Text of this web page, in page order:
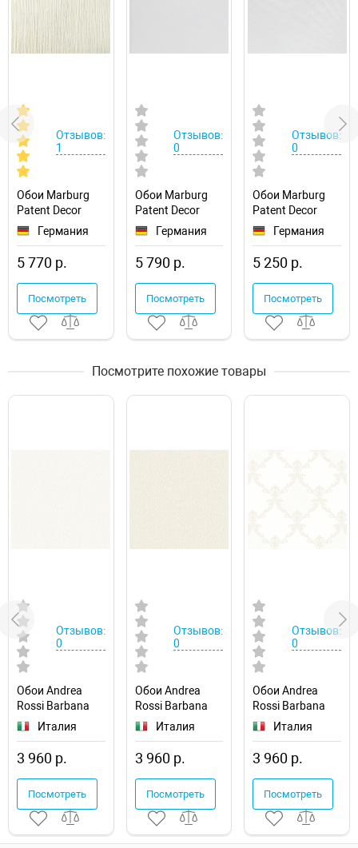
Отзывов:
1
Обои Marburg
Patent Decor
9304Германия
5 770 р.
Посмотреть
Отзывов:
0
Обои Marburg
Patent Decor
9331Германия
5 790 р.
Посмотреть
Отзывов:
0
Обои Marburg
Patent Decor
9330Германия
5 250 р.
Посмотреть
Посмотрите похожие товары
Отзывов:
0
Обои Andrea
Rossi Barbana
54285-1Италия
3 960 р.
Посмотреть
Отзывов:
0
Обои Andrea
Rossi Barbana
54285-2Италия
3 960 р.
Посмотреть
Отзывов:
0
Обои Andrea
Rossi Barbana
54286-1Италия
3 960 р.
Посмотреть